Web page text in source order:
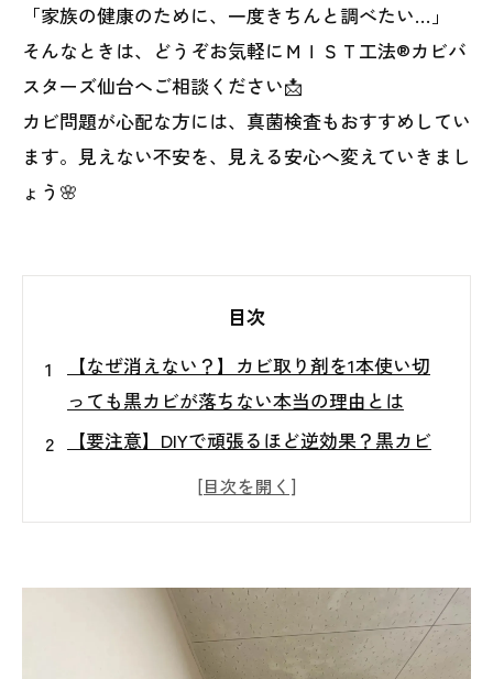
「家族の健康のために、一度きちんと調べたい…」
そんなときは、どうぞお気軽にＭＩＳＴ工法®カビバ
スターズ仙台へご相談ください📩
カビ問題が心配な方には、真菌検査もおすすめしてい
ます。見えない不安を、見える安心へ変えていきまし
ょう🌸
目次
【なぜ消えない？】カビ取り剤を1本使い切
っても黒カビが落ちない本当の理由とは
【要注意】DIYで頑張るほど逆効果？黒カビ
が悪化してしまう意外な原因とは
【プロはここが違う】なぜ黒カビ問題が30分
度の秘密
【徹底調査】見えないカビの原因を突き止め
る！ＭＩＳＴ工法®カビバスターズ仙台の調